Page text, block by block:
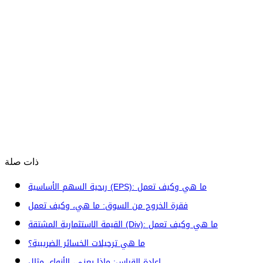
ذات صلة
ربحية السهم الأساسية (EPS): ما هي وكيف تعمل
فقرة الخروج من السوق: ما هي، وكيف تعمل
القيمة الاستثمارية المشتقة (Div): ما هي وكيف تعمل
ما هي ترحيلات الخسائر الضريبية؟